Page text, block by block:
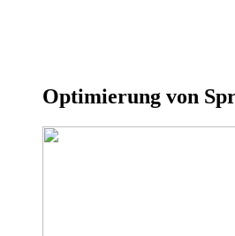
Optimierung von